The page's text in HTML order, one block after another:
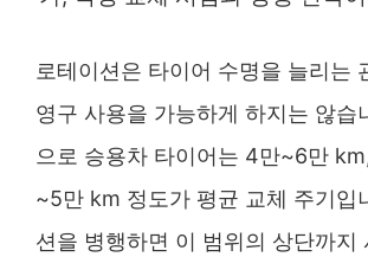
로테이션은 타이어 수명을 늘리는
영구 사용을 가능하게 하지는 않습
으로 승용차 타이어는 4만~6만
~5만 km 정도가 평균 교체 주기입
션을 병행하면 이 범위의 상단까지